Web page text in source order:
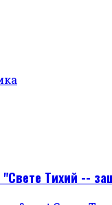
Тихий --